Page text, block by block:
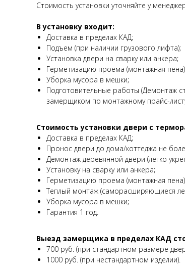
Стоимость установки уточняйте у
В установку входит:
Доставка в пределах КАД;
Подъем (при наличии грузового лифта);
Установка двери на сварку или анкера;
Герметизацию проема (монтажная
Уборка мусора в мешки;
Подготовительные работы (Демонтаж
замерщиком по монтажному прайс-
Стоимость установки двери с
Доставка в пределах КАД;
Пронос двери до дома/коттеджа не
Демонтаж деревянной двери (легко
Установку на сварку или анкера;
Герметизацию проема (монтажная
Теплый монтаж (саморасширяющиеся
Уборка мусора в мешки;
Гарантия 1 год.
Выезд замерщика в пределах КАД
700 руб. (при стандартном размере
1000 руб. (при нестандартном изделии).